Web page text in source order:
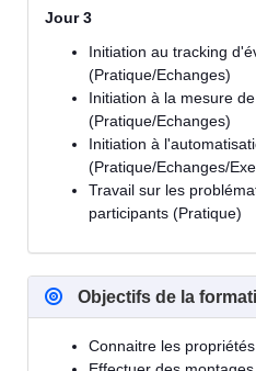
Jour 3
Initiation au tracking
(Pratique/Echanges)
Initiation à la mesure
(Pratique/Echanges)
Initiation à
(Pratique/Echanges/
Travail sur les
participants (Pratique)
Objectifs de la
Connaitre les